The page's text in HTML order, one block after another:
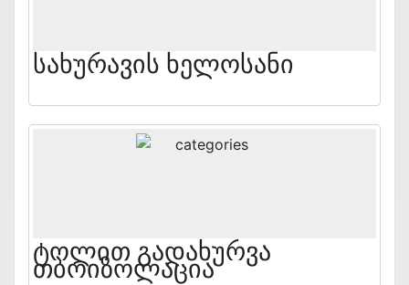
Სახურავის Ხელოსანი
Ტოლით Გადახურვა
Თბოიზოლაცია